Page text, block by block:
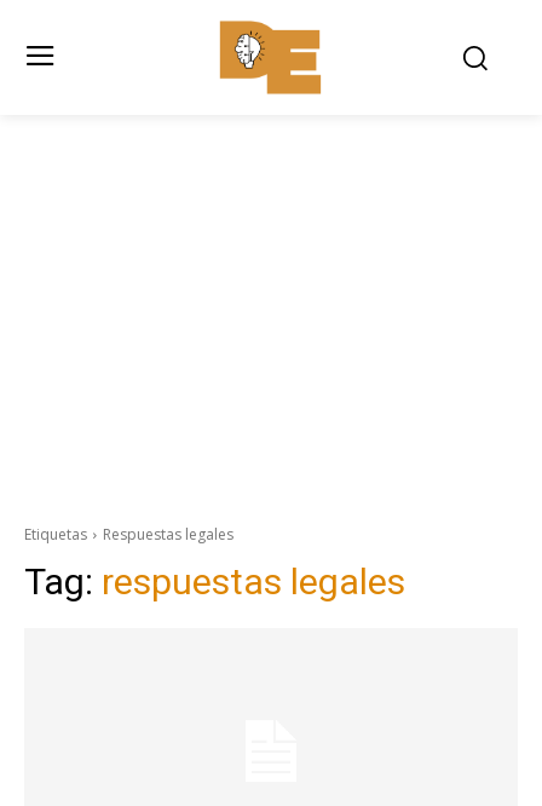
Etiquetas Respuestas legales
Tag: respuestas legales